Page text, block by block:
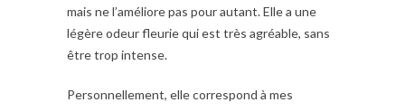
mais ne l’améliore pas pour autant. Elle a une
légère odeur fleurie qui est très agréable, sans
être trop intense.
Personnellement, elle correspond à mes